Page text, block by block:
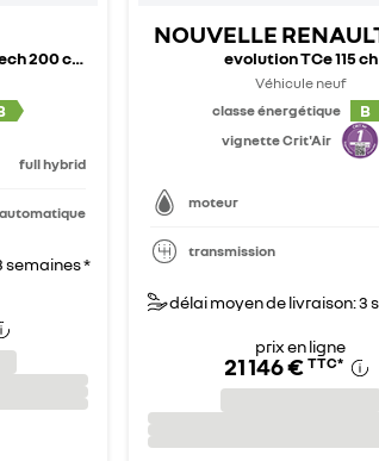
200 ch - 25
full hybrid
automatique
semaines *
NOUVELLE
evolution TCe 115 ch
Véhicule neuf
classe énergétique
B
vignette Crit'Air
moteur
transmission
délai moyen de livraison: 3
prix en ligne
21 146 € TTC*